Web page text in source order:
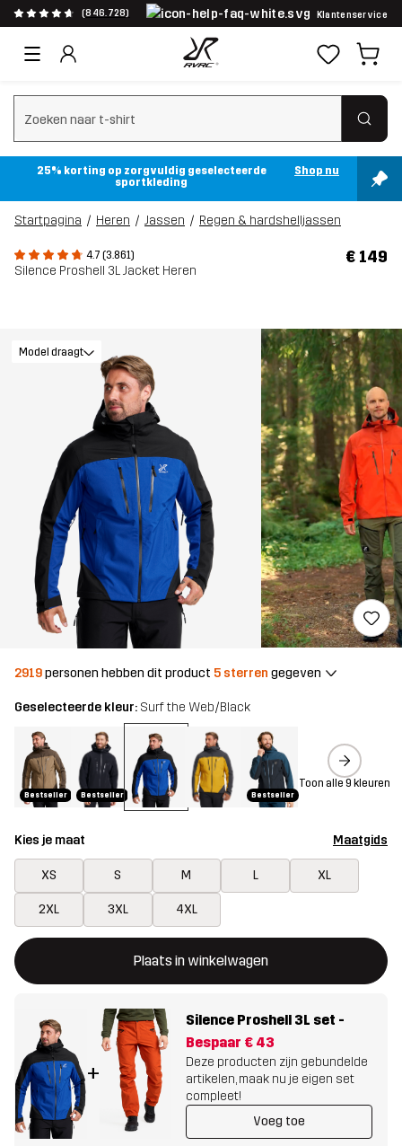
(846.728) Klantenservice
Zoeken wissen
25% korting op zorgvuldig geselecteerde
sportkleding
Shop nu
Startpagina Heren Jassen Regen & hardshelljassen
4.7 (3.861)
Silence Proshell 3L Jacket Heren
€ 149
Model draagt
2919personen hebben dit product 5 sterren gegeven
Geselecteerde kleur: Surf the Web/Black
Bestseller Bestseller Bestseller
Toon alle 9 kleuren
Kies je maat Maatgids
XS S M L XL
2XL 3XL 4XL
Plaats in winkelwagen
Deze knop opent een modal met de bevestiging van een
{{size}} niet beschikbaar
+
Silence Proshell 3L set -
Bespaar € 43
Deze producten zijn gebundelde
artikelen, maak nu je eigen set
compleet!
Voeg toe